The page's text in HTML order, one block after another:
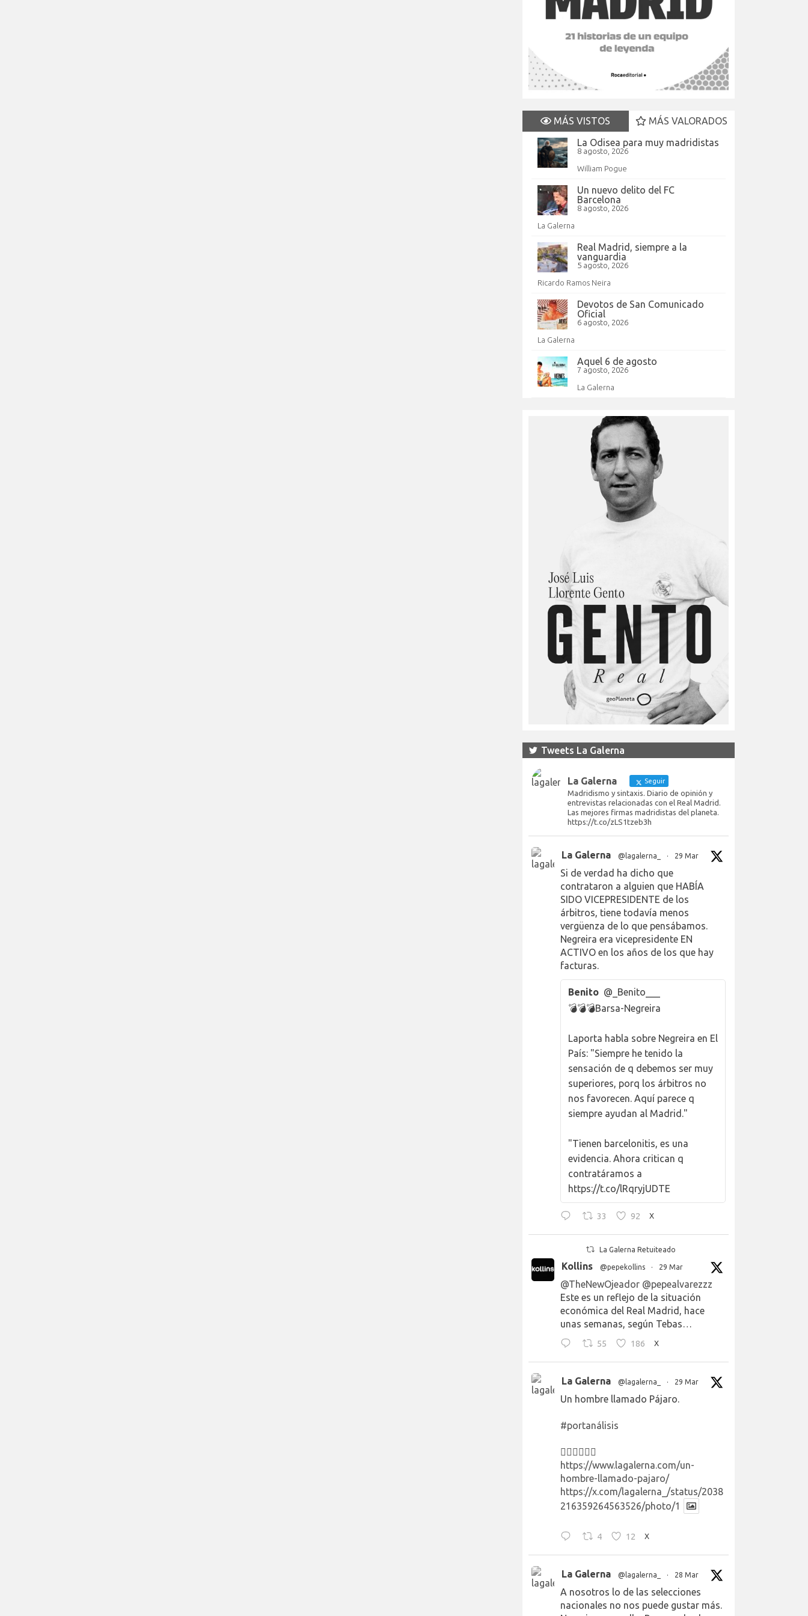
MÁS VISTOS
MÁS VALORADOS
La Odisea para muy madridistas
8 agosto, 2026
William Pogue
Un nuevo delito del FC
Barcelona
8 agosto, 2026
La Galerna
Real Madrid, siempre a la
vanguardia
5 agosto, 2026
Ricardo Ramos Neira
Devotos de San Comunicado
Oficial
6 agosto, 2026
La Galerna
Aquel 6 de agosto
7 agosto, 2026
La Galerna
Tweets La Galerna
La Galerna Seguir
Madridismo y sintaxis. Diario de opinión y
entrevistas relacionadas con el Real Madrid.
Las mejores firmas madridistas del planeta.
https://t.co/zLS1tzeb3h
La Galerna @lagalerna_ · 29 Mar
Si de verdad ha dicho que
contrataron a alguien que HABÍA
SIDO VICEPRESIDENTE de los
árbitros, tiene todavía menos
vergüenza de lo que pensábamos.
Negreira era vicepresidente EN
ACTIVO en los años de los que hay
facturas.
Benito @_Benito___
💣💣💣Barsa-Negreira
Laporta habla sobre Negreira en El
País: "Siempre he tenido la
sensación de q debemos ser muy
superiores, porq los árbitros no
nos favorecen. Aquí parece q
siempre ayudan al Madrid."
"Tienen barcelonitis, es una
evidencia. Ahora critican q
contratáramos a
https://t.co/lRqryjUDTE
33 92 X
La Galerna Retuiteado
Kollins @pepekollins · 29 Mar
@TheNewOjeador @pepealvarezzz
Este es un reflejo de la situación
económica del Real Madrid, hace
unas semanas, según Tebas…
55 186 X
La Galerna @lagalerna_ · 29 Mar
Un hombre llamado Pájaro.
#portanálisis
👉🏻👉🏻👉🏻
https://www.lagalerna.com/un-
hombre-llamado-pajaro/
https://x.com/lagalerna_/status/2038
216359264563526/photo/1
4 12 X
La Galerna @lagalerna_ · 28 Mar
A nosotros lo de las selecciones
nacionales no nos puede gustar más.